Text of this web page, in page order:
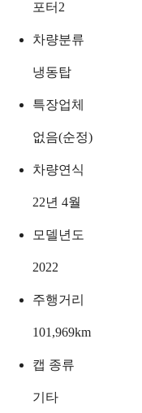
포터2
차량분류
냉동탑
특장업체
없음(순정)
차량연식
22년 4월
모델년도
2022
주행거리
101,969km
캡 종류
기타